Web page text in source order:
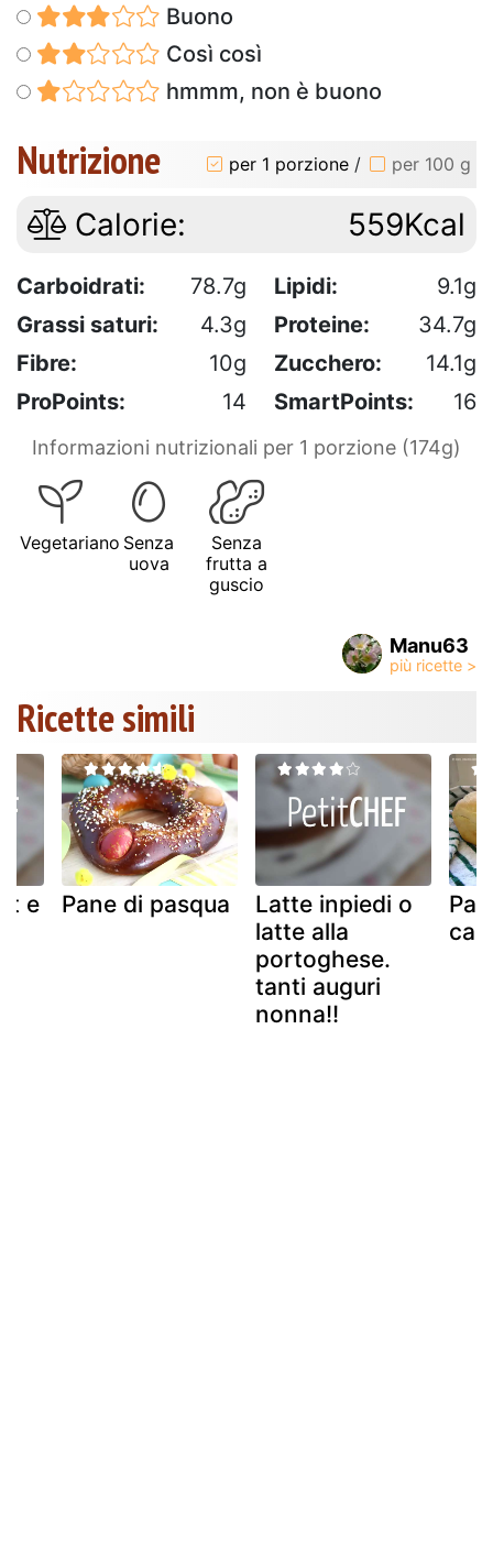
Buono
Così così
hmmm, non è buono
Nutrizione per 1 porzione / per 100 g
Calorie: 559Kcal
Carboidrati: 78.7g Lipidi:
9.1g
Grassi saturi:
4.3g Proteine:
34.7g
Fibre:
10g Zucchero:
14.1g
ProPoints:
14 SmartPoints: 16
Informazioni nutrizionali per 1 porzione (174g)
Vegetariano Senza
uova
Senza
frutta a
guscio
Manu63
Ricette simili
e
Pane di pasqua
Latte inpiedi o
latte alla
portoghese.
tanti auguri
nonna!!